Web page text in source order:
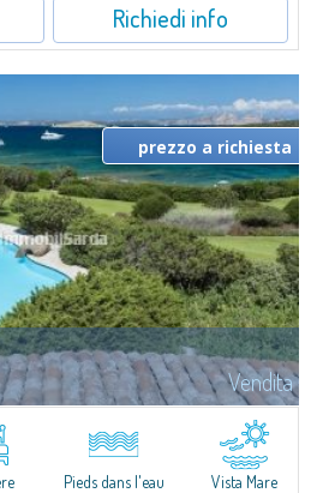
Richiedi info
Vendita
prezzo a richiesta
Pieds dans l'eau Vista Mare